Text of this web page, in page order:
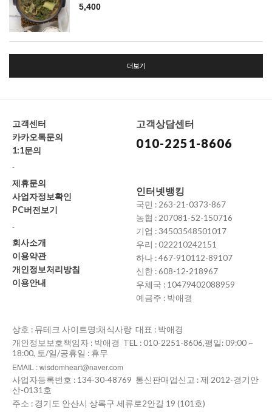
5,400
더보기
고객센터
카카오톡문의
1:1문의
-
제휴문의
사업자정보확인
PC버전보기
-
회사소개
이용약관
개인정보처리방침
이용안내
고객상담센터
010-2251-8606
인터넷뱅킹
국민 : 263-21-0373-867
농협 : 207081-52-150716
기업 : 34503548501017
우리 : 022210242151
하나 : 467-910112-89107
신한 : 608-12-218967
우체국 : 10479402088959
예금주 : 박애경
상호 : 뮤테크 사이트명:채식사랑 대표 : 박애경
개인정보보호책임자 : 박애경 TEL : 010-2251-8606,평일: 09:00 ~
18:00, 토/일/공휴일 : 휴무
EMAIL : wisdomheart@naver.com
사업자등록번호 : 134-30-48769 통신판매업신고 : 제 2012-경기안
산-0131호
주소 : 경기도 안산시 상록구 세류로2안길 19 (101호)